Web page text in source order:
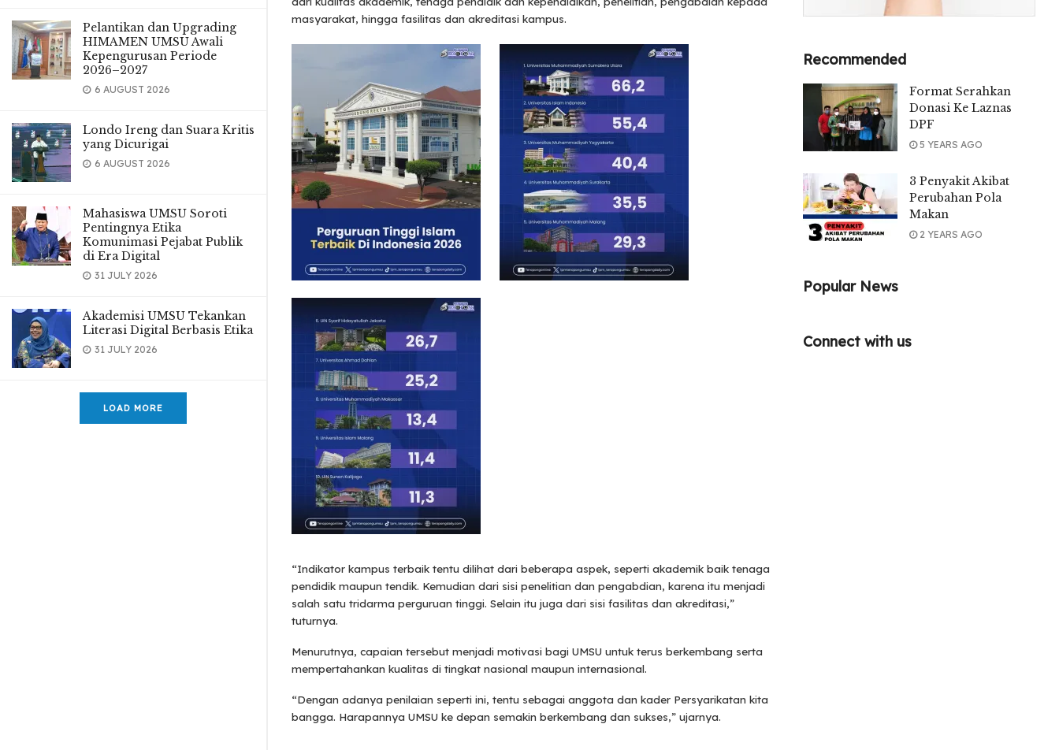
Pelantikan dan Upgrading
HIMAMEN UMSU Awali
Kepengurusan Periode
2026–2027
6 AUGUST 2026
Londo Ireng dan Suara Kritis
yang Dicurigai
6 AUGUST 2026
Mahasiswa UMSU Soroti
Pentingnya Etika
Komunimasi Pejabat Publik
di Era Digital
31 JULY 2026
Akademisi UMSU Tekankan
Literasi Digital Berbasis Etika
31 JULY 2026
LOAD MORE
masyarakat, hingga fasilitas dan akreditasi kampus.
“Indikator kampus terbaik tentu dilihat dari beberapa aspek, seperti akademik baik tenaga
pendidik maupun tendik. Kemudian dari sisi penelitian dan pengabdian, karena itu menjadi
salah satu tridarma perguruan tinggi. Selain itu juga dari sisi fasilitas dan akreditasi,”
tuturnya.
Menurutnya, capaian tersebut menjadi motivasi bagi UMSU untuk terus berkembang serta
mempertahankan kualitas di tingkat nasional maupun internasional.
“Dengan adanya penilaian seperti ini, tentu sebagai anggota dan kader Persyarikatan kita
bangga. Harapannya UMSU ke depan semakin berkembang dan sukses,” ujarnya.
Recommended
Format Serahkan
Donasi Ke Laznas
DPF
5 YEARS AGO
3 Penyakit Akibat
Perubahan Pola
Makan
2 YEARS AGO
Popular News
Connect with us